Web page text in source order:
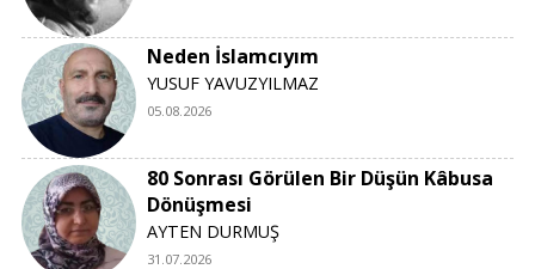
Neden İslamcıyım
YUSUF YAVUZYILMAZ
05.08.2026
80 Sonrası Görülen Bir Düşün Kâbusa
Dönüşmesi
AYTEN DURMUŞ
31.07.2026